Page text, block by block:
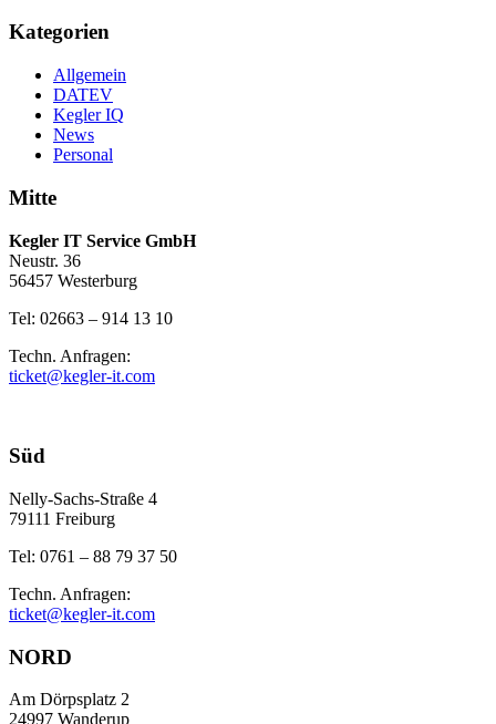
Kategorien
Allgemein
DATEV
Kegler IQ
News
Personal
Mitte
Kegler IT Service GmbH
Neustr. 36
56457 Westerburg
Tel: 02663 – 914 13 10
Techn. Anfragen:
ticket@kegler-it.com
Süd
Nelly-Sachs-Straße 4
79111 Freiburg
Tel: 0761 – 88 79 37 50
Techn. Anfragen:
ticket@kegler-it.com
NORD
Am Dörpsplatz 2
24997 Wanderup